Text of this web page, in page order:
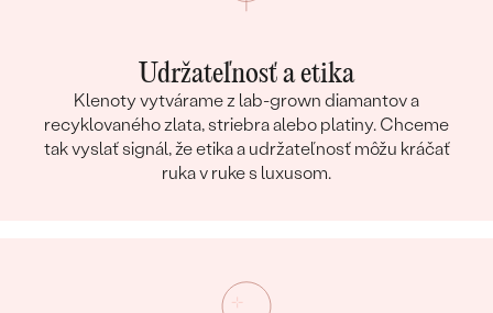
Udržateľnosť a etika
Klenoty vytvárame z lab-grown diamantov a
recyklovaného zlata, striebra alebo platiny. Chceme
tak vyslať signál, že etika a udržateľnosť môžu kráčať
ruka v ruke s luxusom.